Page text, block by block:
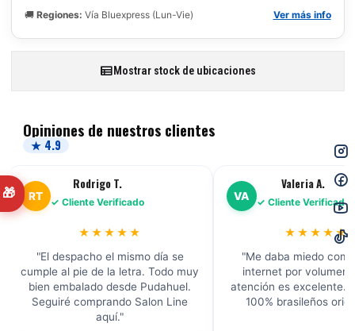
🎁
🚚 Regiones: Vía Bluexpress (Lun-Vie) Ver más info
Mostrar stock de ubicaciones
Opiniones de nuestros clientes
★ 4.9
RT
Rodrigo T.
✓ Cliente Verificado
★★★★★
"El despacho el mismo día se
cumple al pie de la letra. Todo muy
bien embalado desde Pudahuel.
Seguiré comprando Salon Line
aquí."
VA
Valeria A.
✓ Cliente Verificado
★★★★★
"Me daba miedo
internet por volumen,
atención es excelente.
100% brasileños